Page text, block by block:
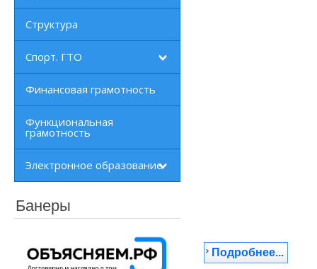
Структура
Спорт. ГТО
Финансовая грамотность
Функциональная
грамотность
Электронное образование
Банеры
Подробнее...